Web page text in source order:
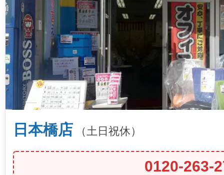
日本橋店 （土日祝休）
0120-263-